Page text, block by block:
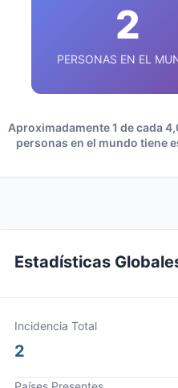
2
PERSONAS EN EL
Aproximadamente 1 de cada
personas en el mundo tiene
Estadísticas
Incidencia Total
2